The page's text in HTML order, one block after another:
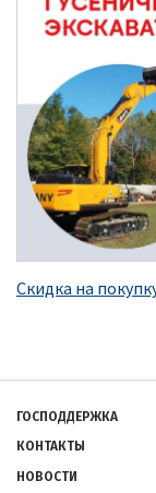
Скидка на
Подвал
ГОСПОДДЕРЖКА
КОНТАКТЫ
НОВОСТИ